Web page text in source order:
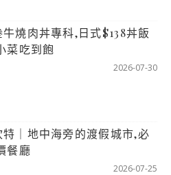
燒肉丼專科,日式$138丼飯
菜吃到飽
2026-07-30
｜地中海旁的渡假城市,必
餐廳
2026-07-25